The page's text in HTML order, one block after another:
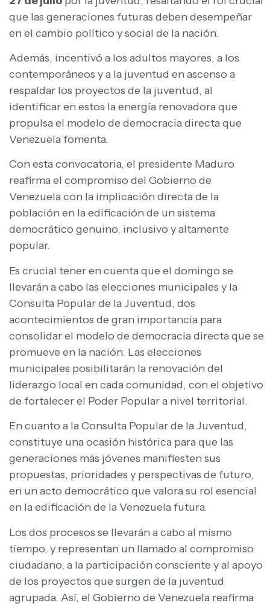
que las generaciones futuras deben desempeñar
en el cambio político y social de la nación.
Además, incentivó a los adultos mayores, a los
contemporáneos y a la juventud en ascenso a
respaldar los proyectos de la juventud, al
identificar en estos la energía renovadora que
propulsa el modelo de democracia directa que
Venezuela fomenta.
Con esta convocatoria, el presidente Maduro
reafirma el compromiso del Gobierno de
Venezuela con la implicación directa de la
población en la edificación de un sistema
democrático genuino, inclusivo y altamente
popular.
Es crucial tener en cuenta que el domingo se
llevarán a cabo las elecciones municipales y la
Consulta Popular de la Juventud, dos
acontecimientos de gran importancia para
consolidar el modelo de democracia directa que se
promueve en la nación. Las elecciones
municipales posibilitarán la renovación del
liderazgo local en cada comunidad, con el objetivo
de fortalecer el Poder Popular a nivel territorial.
En cuanto a la Consulta Popular de la Juventud,
constituye una ocasión histórica para que las
generaciones más jóvenes manifiesten sus
propuestas, prioridades y perspectivas de futuro,
en un acto democrático que valora su rol esencial
en la edificación de la Venezuela futura.
Los dos procesos se llevarán a cabo al mismo
tiempo, y representan un llamado al compromiso
ciudadano, a la participación consciente y al apoyo
de los proyectos que surgen de la juventud
agrupada. Así, el Gobierno de Venezuela reafirma